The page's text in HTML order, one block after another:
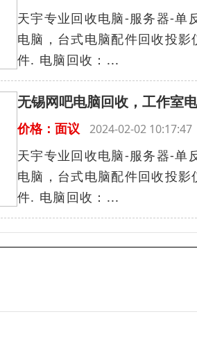
天宇专业回收电脑-服务器-
电脑，台式电脑配件回收投
件. 电脑回收：...
无锡网吧电脑回收，工作室
价格：面议 2024-02-02
天宇专业回收电脑-服务器-
电脑，台式电脑配件回收投
件. 电脑回收：...